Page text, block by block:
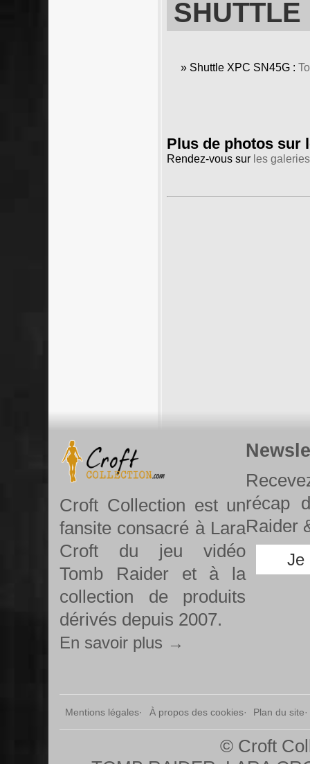
SHUTTLE
» Shuttle XPC SN45G :
Plus de photos sur
Rendez-vous sur les galeries
Croft Collection est un
fansite consacré à Lara
Croft du jeu vidéo
Tomb Raider et à la
collection de produits
dérivés depuis 2007.
En savoir plus →
récap
Raider
Je
Mentions légales À propos des cookies Plan du site
© Croft